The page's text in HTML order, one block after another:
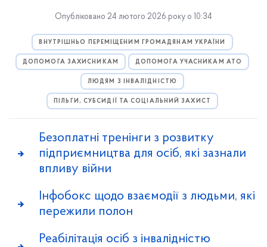
Опубліковано 24 лютого 2026 року о 10:34
ВНУТРІШНЬО ПЕРЕМІЩЕНИМ ГРОМАДЯНАМ УКРАЇНИ
ДОПОМОГА ЗАХИСНИКАМ ДОПОМОГА УЧАСНИКАМ АТО
ЛЮДЯМ З ІНВАЛІДНІСТЮ
ПІЛЬГИ, СУБСИДІЇ ТА СОЦІАЛЬНИЙ ЗАХИСТ
Безоплатні тренінги з розвитку
підприємництва для осіб, які зазнали
впливу війни
Інфобокс щодо взаємодії з людьми, які
пережили полон
Реабілітація осіб з інвалідністю